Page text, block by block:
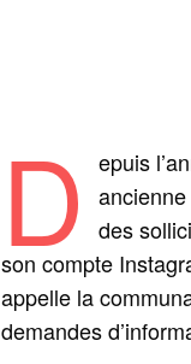
D
epuis
des
son compte
appelle la
demandes